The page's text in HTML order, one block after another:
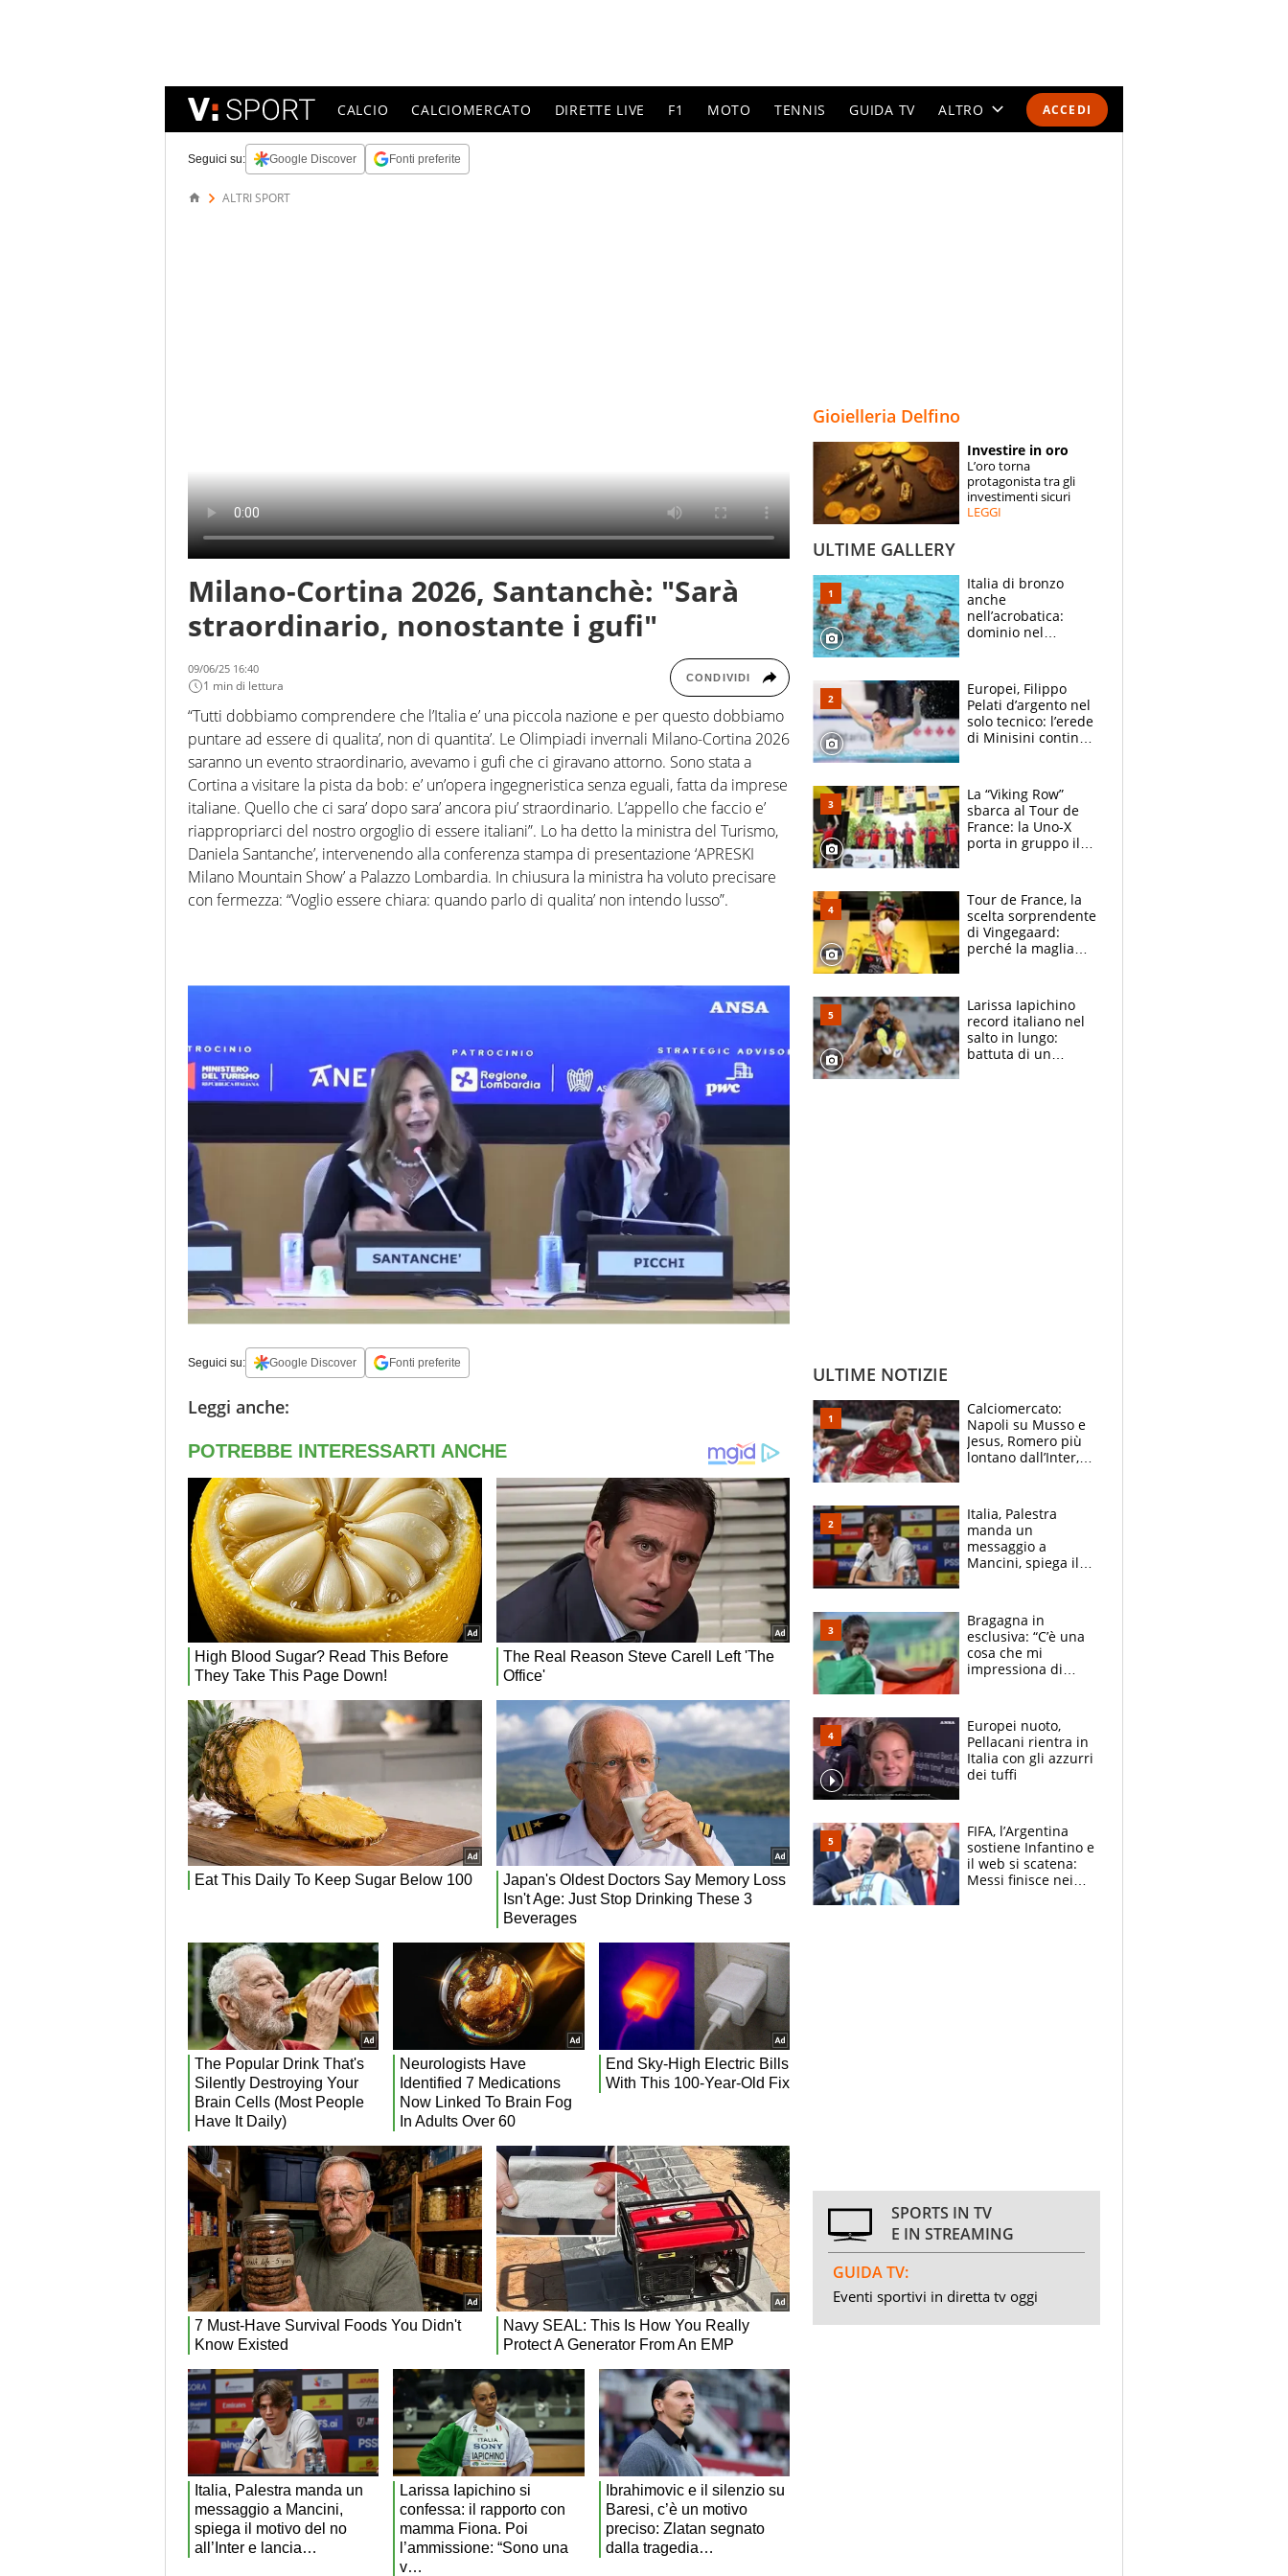
ACCEDI
CALCIO CALCIOMERCATO DIRETTE LIVE F1 MOTO TENNIS GUIDA TV ALTRO
SPECIALI
ESPERTI
Seguici su: Google Discover Fonti preferite
ALTRI SPORT
Milano-Cortina 2026, Santanchè: "Sarà
straordinario, nonostante i gufi"
09/06/25 16:40
1 min di lettura CONDIVIDI
“Tutti dobbiamo comprendere che l’Italia e’ una piccola nazione e per questo dobbiamo
puntare ad essere di qualita’, non di quantita’. Le Olimpiadi invernali Milano-Cortina 2026
saranno un evento straordinario, avevamo i gufi che ci giravano attorno. Sono stata a
Cortina a visitare la pista da bob: e’ un’opera ingegneristica senza eguali, fatta da imprese
italiane. Quello che ci sara’ dopo sara’ ancora piu’ straordinario. L’appello che faccio e’
riappropriarci del nostro orgoglio di essere italiani”. Lo ha detto la ministra del Turismo,
Daniela Santanche’, intervenendo alla conferenza stampa di presentazione ‘APRESKI
Milano Mountain Show’ a Palazzo Lombardia. In chiusura la ministra ha voluto precisare
con fermezza: “Voglio essere chiara: quando parlo di qualita’ non intendo lusso”.
Seguici su: Google Discover Fonti preferite
Leggi anche:
Gioielleria Delfino
Investire in oro
L’oro torna
protagonista tra gli
investimenti sicuri
LEGGI
ULTIME GALLERY
Italia di bronzo
anche
nell’acrobatica:
dominio nel
e compagni
continuare
Europei, Filippo
Pelati d’argento nel
solo tecnico: l’erede
di Minisini continua
mirino
La “Viking Row”
sbarca al Tour de
France: la Uno-X
porta in gruppo il
compagni
Tour de France, la
scelta sorprendente
di Vingegaard:
perché la maglia
rischio da evitare
Larissa Iapichino
record italiano nel
salto in lungo:
battuta di un
ULTIME NOTIZIE
Calciomercato:
Napoli su Musso e
Jesus, Romero più
lontano dall’Inter,
tabellone
Italia, Palestra
manda un
messaggio a
Mancini, spiega il
l'alleanza con
Donnarumma
Bragagna in
esclusiva: “C’è una
cosa che mi
impressiona di
E svela la sorpresa
agli Europei
Europei nuoto,
Pellacani rientra in
Italia con gli azzurri
dei tuffi
FIFA, l’Argentina
sostiene Infantino e
il web si scatena:
Messi finisce nei
SPORTS IN TV
E IN STREAMING
GUIDA TV:
Eventi sportivi in diretta tv oggi